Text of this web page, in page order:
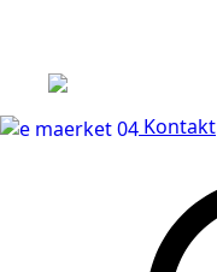
Kontakt